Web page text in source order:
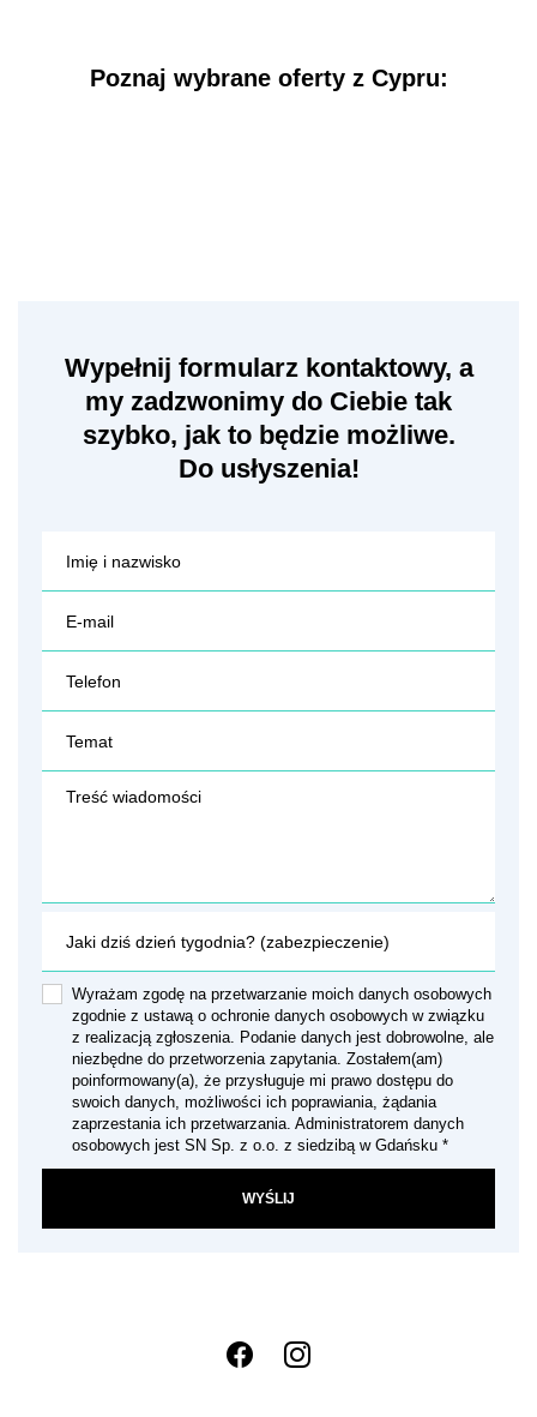
Poznaj wybrane oferty z Cypru:
Wypełnij formularz kontaktowy, a
my zadzwonimy do Ciebie tak
szybko, jak to będzie możliwe.
Do usłyszenia!
Wyrażam zgodę na przetwarzanie moich danych osobowych
zgodnie z ustawą o ochronie danych osobowych w związku
z realizacją zgłoszenia. Podanie danych jest dobrowolne, ale
niezbędne do przetworzenia zapytania. Zostałem(am)
poinformowany(a), że przysługuje mi prawo dostępu do
swoich danych, możliwości ich poprawiania, żądania
zaprzestania ich przetwarzania. Administratorem danych
osobowych jest SN Sp. z o.o. z siedzibą w Gdańsku *